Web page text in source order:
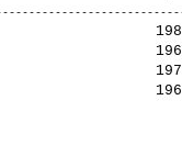
Sarah
Eric